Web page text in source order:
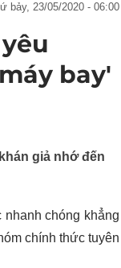
bảy, 23/05/2020 - 06:00
bay'
giả nhớ đến
chóng khẳng
chính thức tuyên